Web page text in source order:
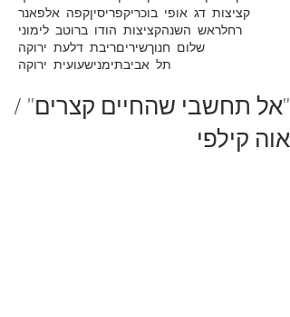
קפה אלפאנרקפריסיןקציצות דג אופי בוכרי
קציצות הודו ברוטב לימוניראש השנהרחל
ריבת דלעת ירוקהשיריםשלום חנוך
שעועית ירוקהתימניתל אביב
"אל תחשבי שהחיים קצרים" /
אוה קילפי